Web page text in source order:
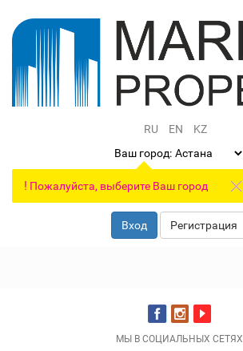
RU EN
KZ
Ваш город:
! Пожалуйста, выберите Ваш город
Вход Регистрация
МЫ В СОЦИАЛЬНЫХ СЕТЯХ